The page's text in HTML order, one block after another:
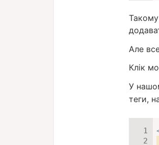
Але
Клік
У
теги,